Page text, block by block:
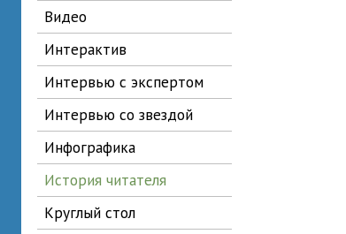
видео
интерактив
интервью с экспертом
интервью со звездой
инфографика
история читателя
круглый стол